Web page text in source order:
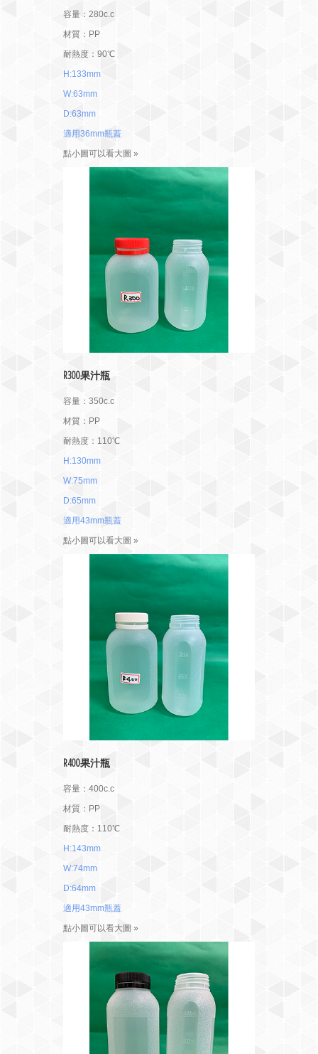
容量：280c.c
材質：PP
耐熱度：90℃
H:133mm
W:63mm
D:63mm
適用36mm瓶蓋
點小圖可以看大圖 »
R300果汁瓶
容量：350c.c
材質：PP
耐熱度：110℃
H:130mm
W:75mm
D:65mm
適用43mm瓶蓋
點小圖可以看大圖 »
R400果汁瓶
容量：400c.c
材質：PP
耐熱度：110℃
H:143mm
W:74mm
D:64mm
適用43mm瓶蓋
點小圖可以看大圖 »